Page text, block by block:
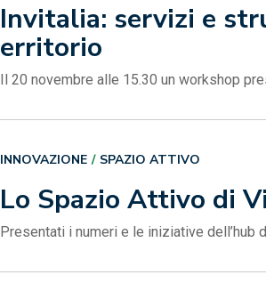
Invitalia: servizi e
erritorio
Il 20 novembre alle 15.30 un workshop
Lo Spazio Attivo di
INNOVAZIONE SPAZIO ATTIVO
Presentati i numeri e le iniziative dell’hub